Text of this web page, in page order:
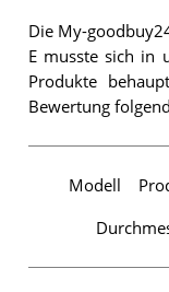
Die My-
E musste sich in
Produkte
Bewertung
Modell